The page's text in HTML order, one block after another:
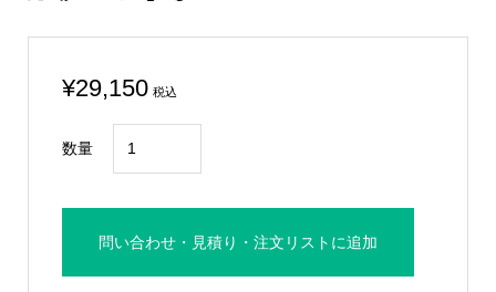
¥29,150 税込
数量
レ
ー
問い合わせ・見積り・注文リストに追加